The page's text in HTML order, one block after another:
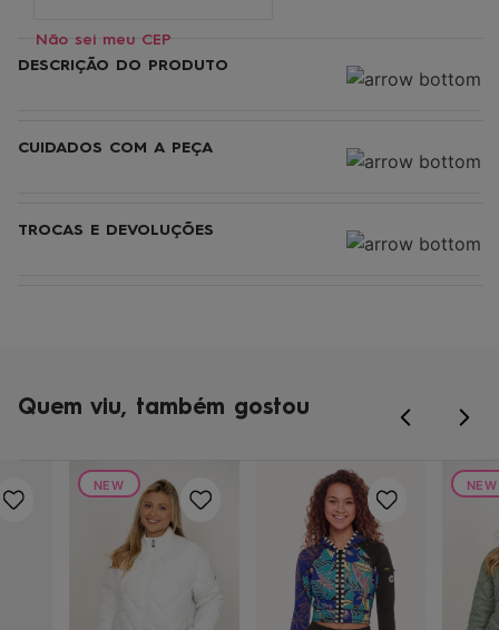
Não sei meu CEP
DESCRIÇÃO DO PRODUTO
CUIDADOS COM A PEÇA
TROCAS E DEVOLUÇÕES
Quem viu, também gostou
NEW NEW